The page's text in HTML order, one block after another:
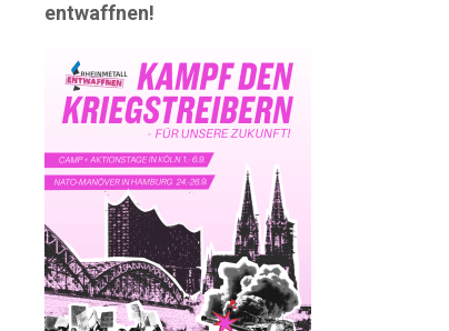
entwaffnen!